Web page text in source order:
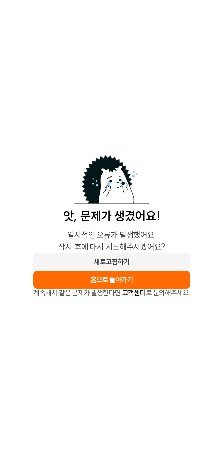
앗, 문제가 생겼어요!
일시적인 오류가 발생했어요.
잠시 후에 다시 시도해주시겠어요?
새로고침하기
홈으로 돌아가기
계속해서 같은 문제가 발생한다면 고객센터로 문의해주세요.